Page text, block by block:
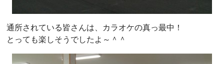
通所されている皆さんは、カラオケの真っ最中！
とっても楽しそうでしたよ～＾＾